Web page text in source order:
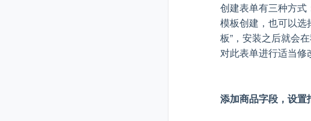
创建表单有三种方
模板创建，也可以选
板”，安装之后就会
对此表单进行适当修
添加商品字段，设置